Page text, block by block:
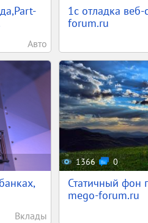
Авто
1c отладка
forum.ru
Вклады
1366 0
Статичный фон
mego-forum.ru